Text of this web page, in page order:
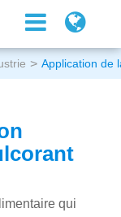
Application de
qui